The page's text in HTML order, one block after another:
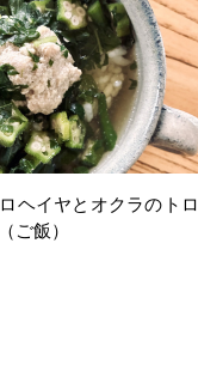
ヘイヤとオクラのトロ
ご飯）